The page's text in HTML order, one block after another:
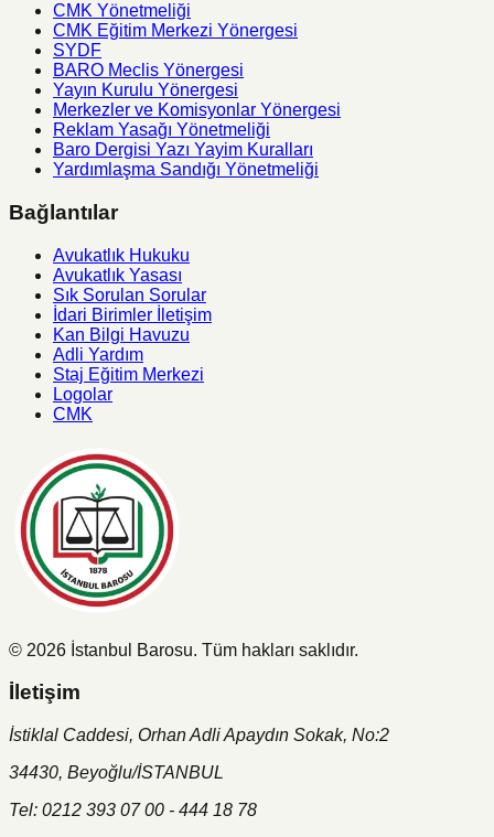
CMK Yönetmeliği
CMK Eğitim Merkezi Yönergesi
SYDF
BARO Meclis Yönergesi
Yayın Kurulu Yönergesi
Merkezler ve Komisyonlar Yönergesi
Reklam Yasağı Yönetmeliği
Baro Dergisi Yazı Yayim Kuralları
Yardımlaşma Sandığı Yönetmeliği
Bağlantılar
Avukatlık Hukuku
Avukatlık Yasası
Sık Sorulan Sorular
İdari Birimler İletişim
Kan Bilgi Havuzu
Adli Yardım
Staj Eğitim Merkezi
Logolar
CMK
© 2026 İstanbul Barosu. Tüm hakları saklıdır.
İletişim
İstiklal Caddesi, Orhan Adli Apaydın Sokak, No:2
34430, Beyoğlu/İSTANBUL
Tel: 0212 393 07 00 - 444 18 78